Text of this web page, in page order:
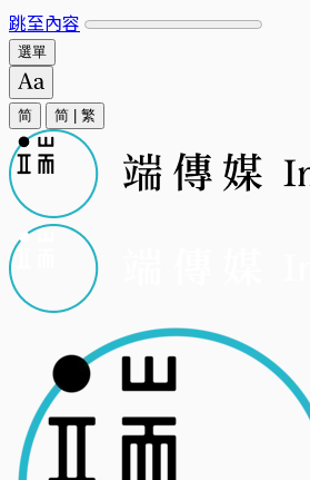
跳至內容
選單
简 简 繁